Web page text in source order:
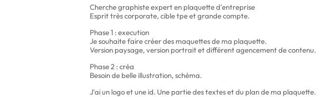
Cherche graphiste expert en plaquette d'entreprise
Esprit très corporate, cible tpe et grande compte.
Phase 1 : execution
Je souhaite faire créer des maquettes de ma plaquette.
Version paysage, version portrait et différent agencement de contenu.
Phase 2 : créa
Besoin de belle illustration, schéma.
J'ai un logo et une id. Une partie des textes et du plan de ma plaquette.